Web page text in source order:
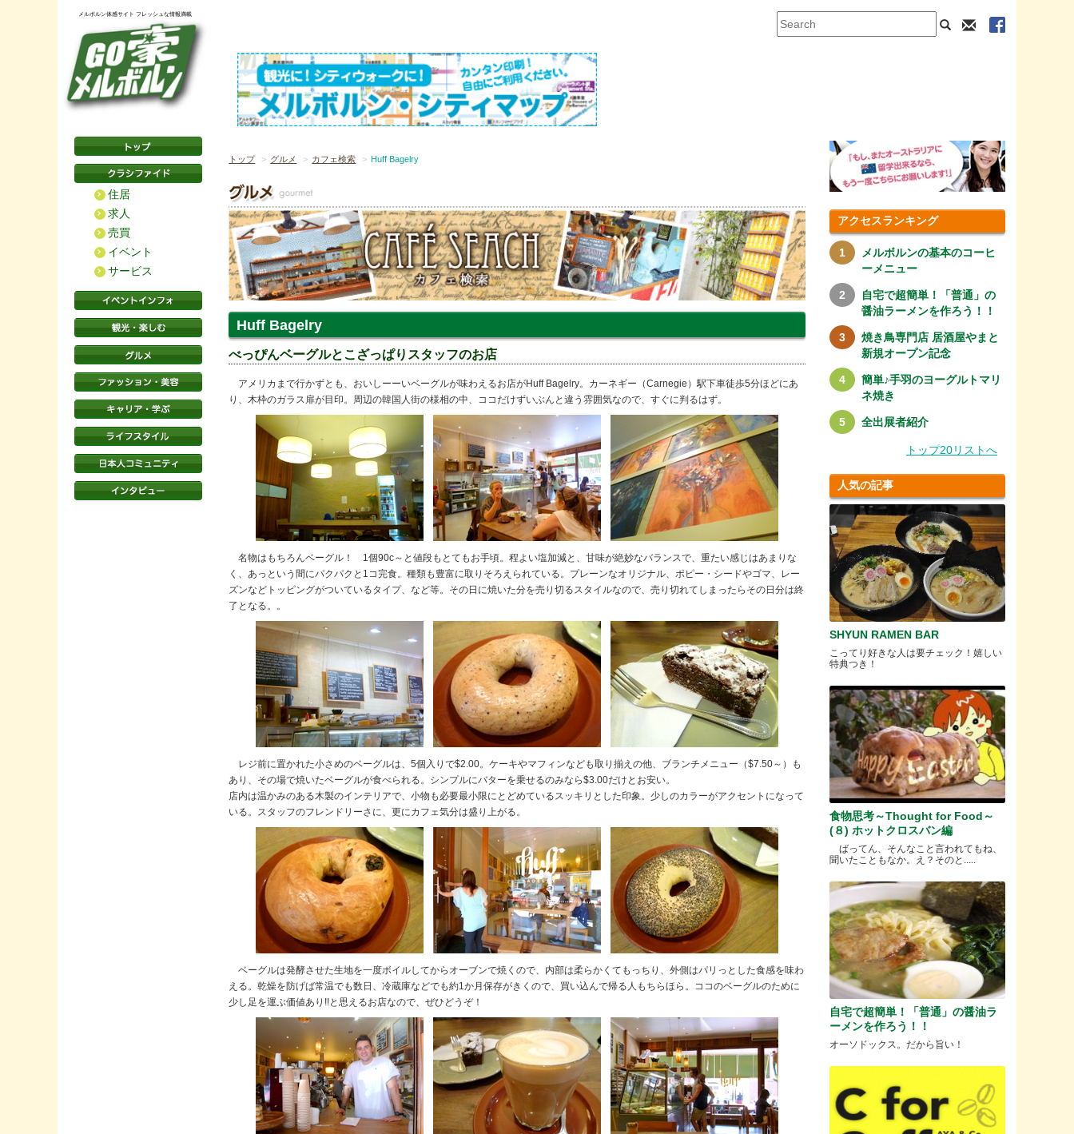
メルボルン体感サイト フレッシュな情報満載
住居
求人
売買
イベント
サービス
トップ グルメ カフェ検索 Huff Bagelry
Huff Bagelry
べっぴんベーグルとこざっぱりスタッフのお店
アメリカまで行かずとも、おいしーーいベーグルが味わえるお店がHuff Bagelry。カーネギー（Carnegie）駅下車徒歩5分ほどにあ
り、木枠のガラス扉が目印。周辺の韓国人街の様相の中、ココだけずいぶんと違う雰囲気なので、すぐに判るはず。
名物はもちろんベーグル！ 1個90c～と値段もとてもお手頃。程よい塩加減と、甘味が絶妙なバランスで、重たい感じはあまりな
く、あっという間にパクパクと1コ完食。種類も豊富に取りそろえられている。プレーンなオリジナル、ポピー・シードやゴマ、レー
ズンなどトッピングがついているタイプ、など等。その日に焼いた分を売り切るスタイルなので、売り切れてしまったらその日分は終
了となる。。
レジ前に置かれた小さめのベーグルは、5個入りで$2.00。ケーキやマフィンなども取り揃えの他、ブランチメニュー（$7.50～）も
あり、その場で焼いたベーグルが食べられる。シンプルにバターを乗せるのみなら$3.00だけとお安い。
店内は温かみのある木製のインテリアで、小物も必要最小限にとどめているスッキリとした印象。少しのカラーがアクセントになって
いる。スタッフのフレンドリーさに、更にカフェ気分は盛り上がる。
ベーグルは発酵させた生地を一度ボイルしてからオーブンで焼くので、内部は柔らかくてもっちり、外側はパリっとした食感を味わ
える。乾燥を防げば常温でも数日、冷蔵庫などでも約1か月保存がきくので、買い込んで帰る人もちらほら。 ココのベーグルのために
少し足を運ぶ価値あり!!と思えるお店なので、ぜひどうぞ！
アクセスランキング
メルボルンの基本のコーヒ
ーメニュー
自宅で超簡単！「普通」の
醤油ラーメンを作ろう！！
焼き鳥専門店 居酒屋やまと
新規オープン記念
簡単♪手羽のヨーグルトマリ
ネ焼き
全出展者紹介
トップ20リストへ
人気の記事
SHYUN RAMEN BAR
こってり好きな人は要チェック！嬉しい
特典つき！
食物思考～Thought for Food～
(８) ホットクロスバン編
ばってん、そんなこと言われてもね、
聞いたこともなか。え？そのと.....
自宅で超簡単！「普通」の醤油ラ
ーメンを作ろう！！
オーソドックス。だから旨い！